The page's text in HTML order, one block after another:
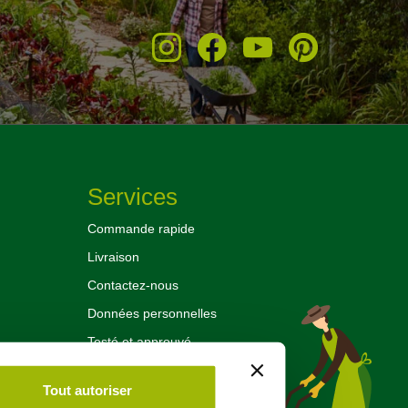
Tout autoriser
Services
Commande rapide
Livraison
Contactez-nous
Données personnelles
Testé et approuvé
Retours et échanges
Mentions légales